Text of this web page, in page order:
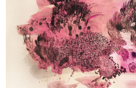
Texts
Bio
Books